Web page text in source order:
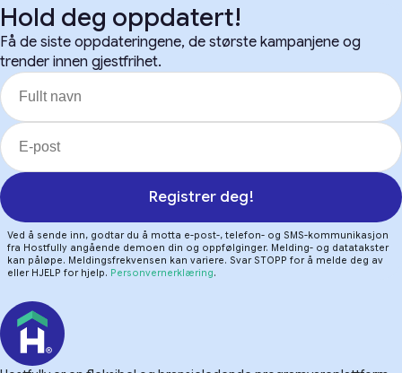
Hold deg oppdatert!
Få de siste oppdateringene, de største kampanjene og
trender innen gjestfrihet.
Registrer deg!
Ved å sende inn, godtar du å motta e-post-, telefon- og SMS-kommunikasjon
fra Hostfully angående demoen din og oppfølginger. Melding- og datatakster
kan påløpe. Meldingsfrekvensen kan variere. Svar STOPP for å melde deg av
eller HJELP for hjelp. Personvernerklæring.